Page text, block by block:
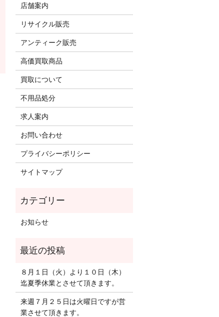
店舗案内
リサイクル販売
アンティーク販売
高価買取商品
買取について
不用品処分
求人案内
お問い合わせ
プライバシーポリシー
サイトマップ
お知らせ
８月１日（火）より１０日（木）
迄夏季休業とさせて頂きます。
来週７月２５日は火曜日ですが営
業させて頂きます。